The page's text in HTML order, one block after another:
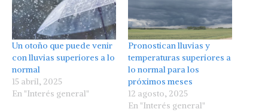
Un otoño que puede venir
con lluvias superiores a lo
normal
15 abril, 2025
En "Interés general"
Pronostican lluvias y
temperaturas superiores a
lo normal para los
próximos meses
12 agosto, 2025
En "Interés general"